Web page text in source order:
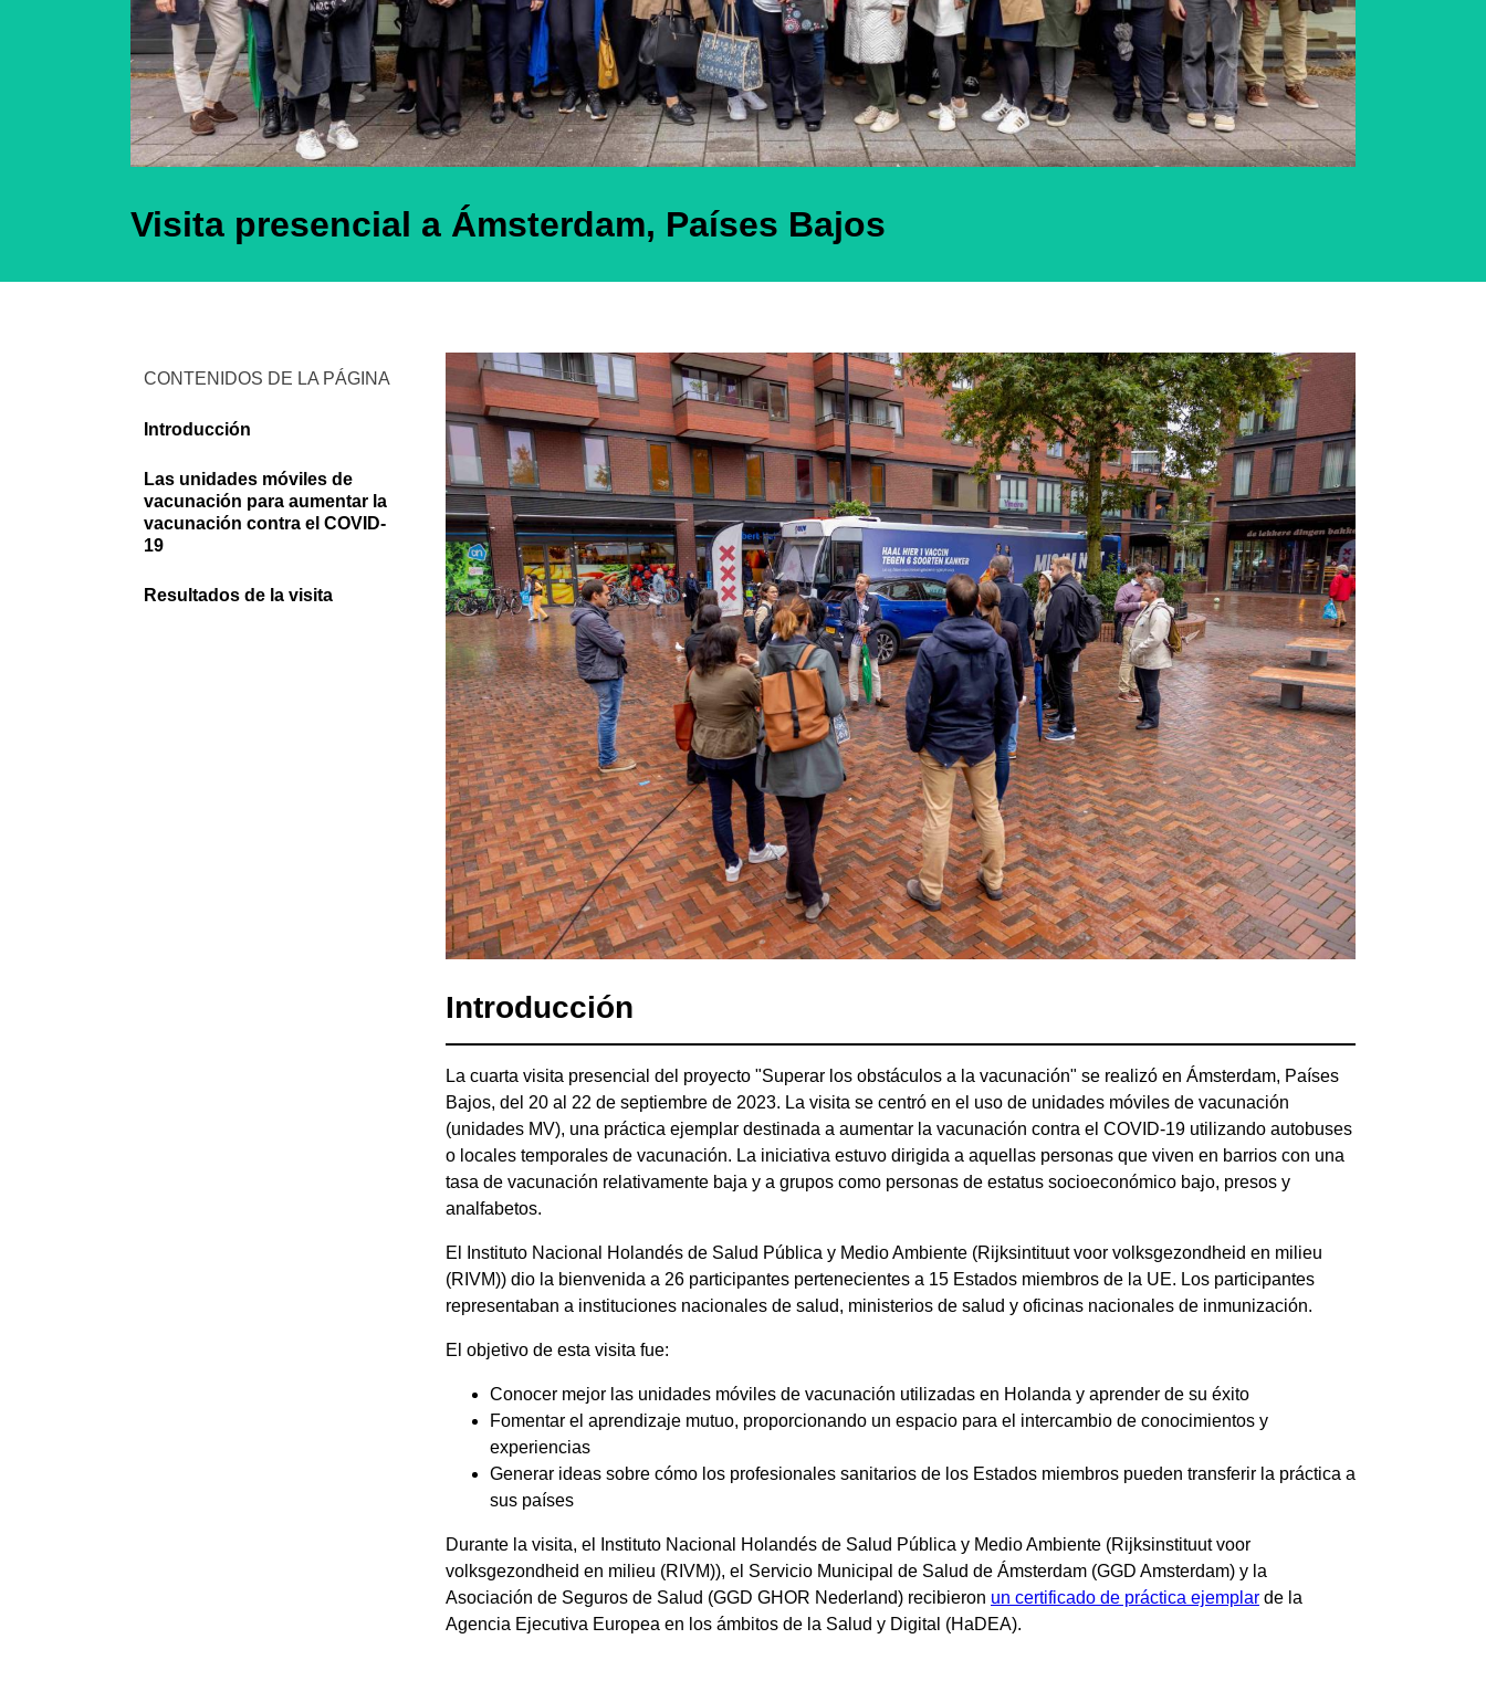
Visita presencial a Ámsterdam, Países Bajos
CONTENIDOS DE LA PÁGINA
Introducción
Las unidades móviles de
vacunación para aumentar la
vacunación contra el COVID-
19
Resultados de la visita
Introducción
La cuarta visita presencial del proyecto "Superar los obstáculos a la vacunación" se realizó en Ámsterdam, Países
Bajos, del 20 al 22 de septiembre de 2023. La visita se centró en el uso de unidades móviles de vacunación
(unidades MV), una práctica ejemplar destinada a aumentar la vacunación contra el COVID-19 utilizando autobuses
o locales temporales de vacunación. La iniciativa estuvo dirigida a aquellas personas que viven en barrios con una
tasa de vacunación relativamente baja y a grupos como personas de estatus socioeconómico bajo, presos y
analfabetos.
El Instituto Nacional Holandés de Salud Pública y Medio Ambiente (Rijksintituut voor volksgezondheid en milieu
(RIVM)) dio la bienvenida a 26 participantes pertenecientes a 15 Estados miembros de la UE. Los participantes
representaban a instituciones nacionales de salud, ministerios de salud y oficinas nacionales de inmunización.
El objetivo de esta visita fue:
Conocer mejor las unidades móviles de vacunación utilizadas en Holanda y aprender de su éxito
Fomentar el aprendizaje mutuo, proporcionando un espacio para el intercambio de conocimientos y
experiencias
Generar ideas sobre cómo los profesionales sanitarios de los Estados miembros pueden transferir la práctica a
sus países
Durante la visita, el Instituto Nacional Holandés de Salud Pública y Medio Ambiente (Rijksinstituut voor
volksgezondheid en milieu (RIVM)), el Servicio Municipal de Salud de Ámsterdam (GGD Amsterdam) y la
Asociación de Seguros de Salud (GGD GHOR Nederland) recibieron un certificado de práctica ejemplar de la
Agencia Ejecutiva Europea en los ámbitos de la Salud y Digital (HaDEA).